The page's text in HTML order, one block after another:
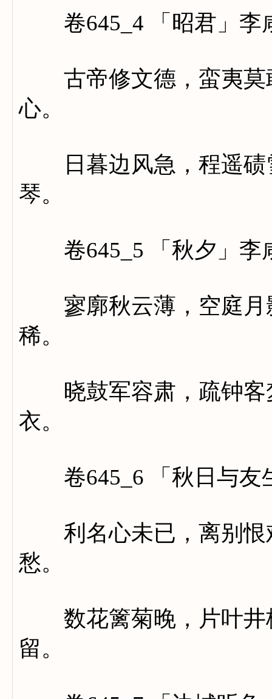
卷645_4 「昭君」李
古帝修文德，蛮夷莫
心。
日暮边风急，程遥碛
琴。
卷645_5 「秋夕」李
寥廓秋云薄，空庭月
稀。
晓鼓军容肃，疏钟客
衣。
卷645_6 「秋日与友
利名心未已，离别恨
愁。
数花篱菊晚，片叶井
留。